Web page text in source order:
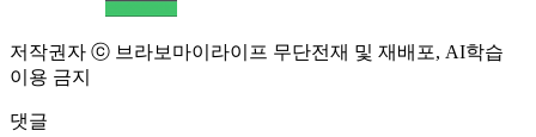
저작권자 ⓒ 브라보마이라이프 무단전재 및 재배포, AI학습
이용 금지
댓글